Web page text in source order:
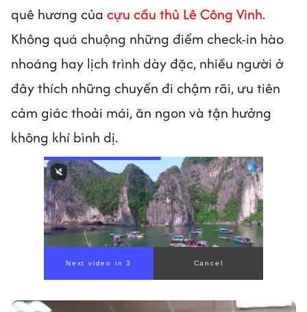
quê hương của cựu cầu thủ Lê Công Vinh.
Không quá chuộng những điểm check-in hào
nhoáng hay lịch trình dày đặc, nhiều người ở
đây thích những chuyến đi chậm rãi, ưu tiên
cảm giác thoải mái, ăn ngon và tận hưởng
không khí bình dị.
Next video in 1 Cancel